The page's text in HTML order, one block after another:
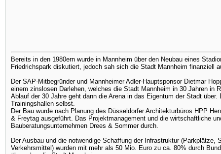
Bereits in den 1980ern wurde in Mannheim über den Neubau eines
Friedrichspark diskutiert, jedoch sah sich die Stadt Mannheim finanziell
Der SAP-Mitbegründer und Mannheimer Adler-Hauptsponsor Dietmar
einem zinslosen Darlehen, welches die Stadt Mannheim in 30 Jahren in
Ablauf der 30 Jahre geht dann die Arena in das Eigentum der Stadt
Trainingshallen selbst.
Der Bau wurde nach Planung des Düsseldorfer Architekturbüros HPP
& Freytag ausgeführt. Das Projektmanagement und die wirtschaftliche
Bauberatungsunternehmen Drees & Sommer durch.
Der Ausbau und die notwendige Schaffung der Infrastruktur (Parkplätze,
Verkehrsmittel) wurden mit mehr als 50 Mio. Euro zu ca. 80% durch